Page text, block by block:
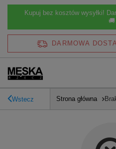
Kupuj bez kosztów wysyłki!
🚚
DARMOWA
Wstecz Strona główna